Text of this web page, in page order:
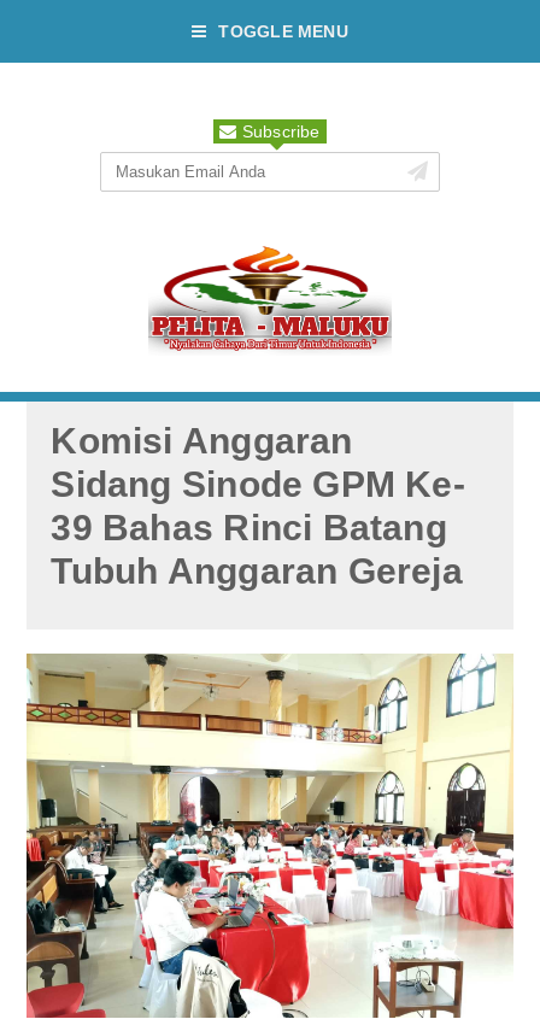
TOGGLE MENU
Subscribe
Komisi Anggaran
Sidang Sinode GPM Ke-
39 Bahas Rinci Batang
Tubuh Anggaran Gereja